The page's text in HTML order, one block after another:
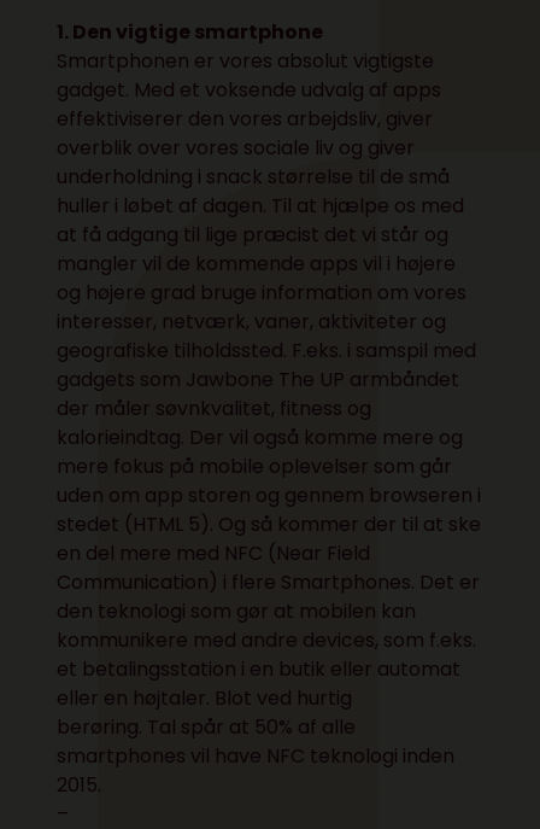
1. Den vigtige smartphone
Smartphonen er vores absolut vigtigste
gadget. Med et voksende udvalg af apps
effektiviserer den vores arbejdsliv, giver
overblik over vores sociale liv og giver
underholdning i snack størrelse til de små
huller i løbet af dagen. Til at hjælpe os med
at få adgang til lige præcist det vi står og
mangler vil de kommende apps vil i højere
og højere grad bruge information om vores
interesser, netværk, vaner, aktiviteter og
geografiske tilholdssted. F.eks. i samspil med
gadgets som Jawbone The UP armbåndet
der måler søvnkvalitet, fitness og
kalorieindtag. Der vil også komme mere og
mere fokus på mobile oplevelser som går
uden om app storen og gennem browseren i
stedet (HTML 5). Og så kommer der til at ske
en del mere med NFC (Near Field
Communication) i flere Smartphones. Det er
den teknologi som gør at mobilen kan
kommunikere med andre devices, som f.eks.
et betalingsstation i en butik eller automat
eller en højtaler. Blot ved hurtig
berøring. Tal spår at 50% af alle
smartphones vil have NFC teknologi inden
2015.
–